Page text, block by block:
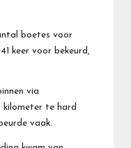
boetes voor
keer voor bekeurd,
via
kilometer te hard
vaak.